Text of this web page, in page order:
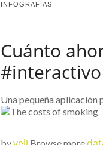
INFOGRAFIAS
Cuánto
Una pequeña aplicación